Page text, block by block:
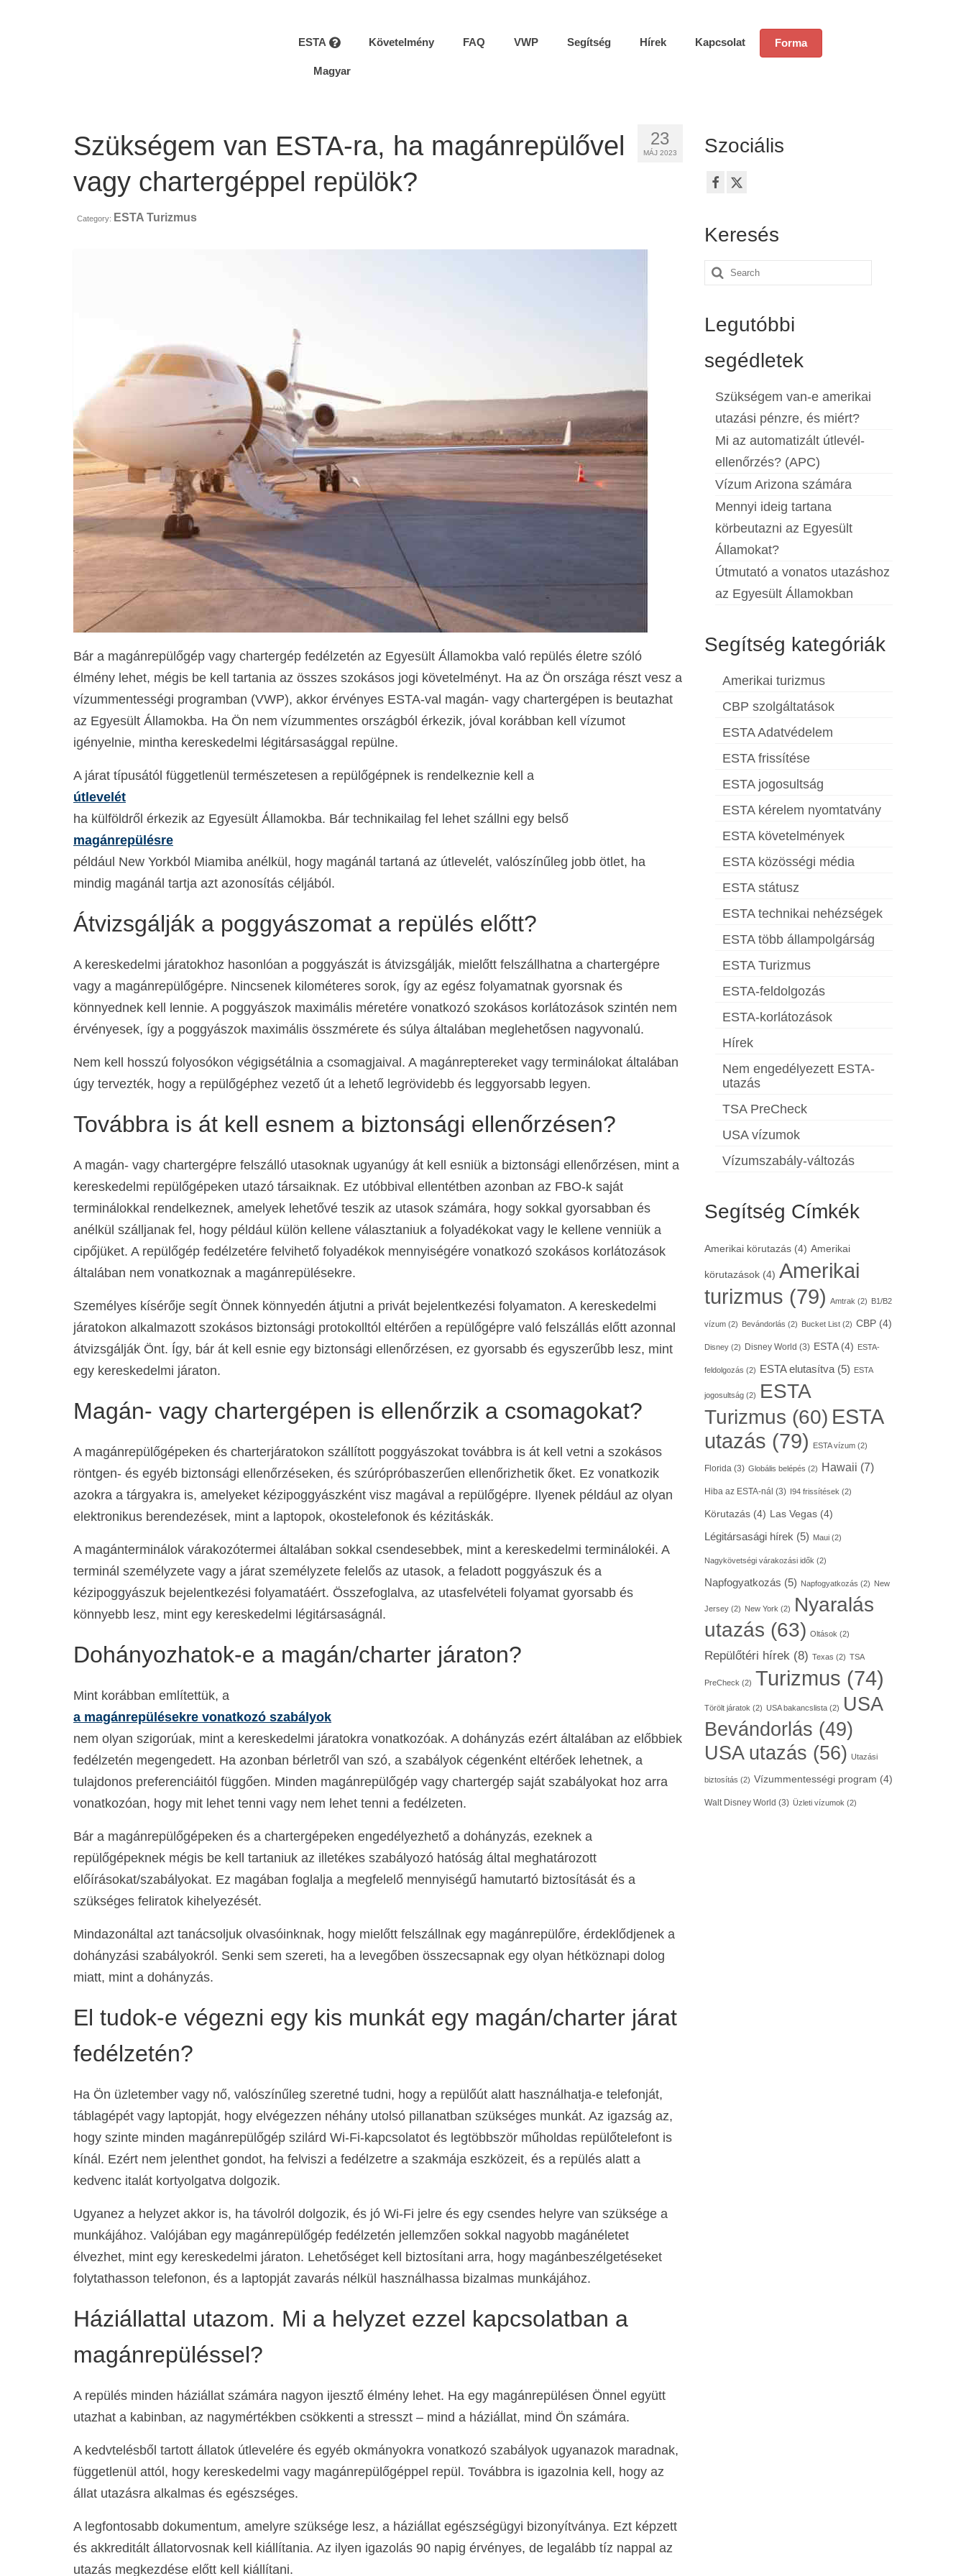
ESTA Követelmény FAQ VWP Segítség Hírek Kapcsolat Forma
Magyar
23
MÁJ 2023
Szükségem van ESTA-ra, ha magánrepülővel
vagy chartergéppel repülök?
Category: ESTA Turizmus
Bár a magánrepülőgép vagy chartergép fedélzetén az Egyesült Államokba való repülés életre szóló
élmény lehet, mégis be kell tartania az összes szokásos jogi követelményt. Ha az Ön országa részt vesz a
vízummentességi programban (VWP), akkor érvényes ESTA-val magán- vagy chartergépen is beutazhat
az Egyesült Államokba. Ha Ön nem vízummentes országból érkezik, jóval korábban kell vízumot
igényelnie, mintha kereskedelmi légitársasággal repülne.
A járat típusától függetlenül természetesen a repülőgépnek is rendelkeznie kell a
útlevelét
ha külföldről érkezik az Egyesült Államokba. Bár technikailag fel lehet szállni egy belső
magánrepülésre
például New Yorkból Miamiba anélkül, hogy magánál tartaná az útlevelét, valószínűleg jobb ötlet, ha
mindig magánál tartja azt azonosítás céljából.
Átvizsgálják a poggyászomat a repülés előtt?
A kereskedelmi járatokhoz hasonlóan a poggyászát is átvizsgálják, mielőtt felszállhatna a chartergépre
vagy a magánrepülőgépre. Nincsenek kilométeres sorok, így az egész folyamatnak gyorsnak és
könnyednek kell lennie. A poggyászok maximális méretére vonatkozó szokásos korlátozások szintén nem
érvényesek, így a poggyászok maximális összmérete és súlya általában meglehetősen nagyvonalú.
Nem kell hosszú folyosókon végigsétálnia a csomagjaival. A magánreptereket vagy terminálokat általában
úgy tervezték, hogy a repülőgéphez vezető út a lehető legrövidebb és leggyorsabb legyen.
Továbbra is át kell esnem a biztonsági ellenőrzésen?
A magán- vagy chartergépre felszálló utasoknak ugyanúgy át kell esniük a biztonsági ellenőrzésen, mint a
kereskedelmi repülőgépeken utazó társaiknak. Ez utóbbival ellentétben azonban az FBO-k saját
terminálokkal rendelkeznek, amelyek lehetővé teszik az utasok számára, hogy sokkal gyorsabban és
anélkül szálljanak fel, hogy például külön kellene választaniuk a folyadékokat vagy le kellene venniük a
cipőjüket. A repülőgép fedélzetére felvihető folyadékok mennyiségére vonatkozó szokásos korlátozások
általában nem vonatkoznak a magánrepülésekre.
Személyes kísérője segít Önnek könnyedén átjutni a privát bejelentkezési folyamaton. A kereskedelmi
járatokon alkalmazott szokásos biztonsági protokolltól eltérően a repülőgépre való felszállás előtt azonnal
átvizsgálják Önt. Így, bár át kell esnie egy biztonsági ellenőrzésen, ez gyorsabb és egyszerűbb lesz, mint
egy kereskedelmi járaton.
Magán- vagy chartergépen is ellenőrzik a csomagokat?
A magánrepülőgépeken és charterjáratokon szállított poggyászokat továbbra is át kell vetni a szokásos
röntgen- és egyéb biztonsági ellenőrzéseken, és szúrópróbaszerűen ellenőrizhetik őket. Ez vonatkozik
azokra a tárgyakra is, amelyeket kézipoggyászként visz magával a repülőgépre. Ilyenek például az olyan
elektronikus berendezések, mint a laptopok, okostelefonok és kézitáskák.
A magánterminálok várakozótermei általában sokkal csendesebbek, mint a kereskedelmi terminálokéi. A
terminál személyzete vagy a járat személyzete felelős az utasok, a feladott poggyászuk és a
kézipoggyászuk bejelentkezési folyamatáért. Összefoglalva, az utasfelvételi folyamat gyorsabb és
könnyebb lesz, mint egy kereskedelmi légitársaságnál.
Dohányozhatok-e a magán/charter járaton?
Mint korábban említettük, a
a magánrepülésekre vonatkozó szabályok
nem olyan szigorúak, mint a kereskedelmi járatokra vonatkozóak. A dohányzás ezért általában az előbbiek
fedélzetén megengedett. Ha azonban bérletről van szó, a szabályok cégenként eltérőek lehetnek, a
tulajdonos preferenciáitól függően. Minden magánrepülőgép vagy chartergép saját szabályokat hoz arra
vonatkozóan, hogy mit lehet tenni vagy nem lehet tenni a fedélzeten.
Bár a magánrepülőgépeken és a chartergépeken engedélyezhető a dohányzás, ezeknek a
repülőgépeknek mégis be kell tartaniuk az illetékes szabályozó hatóság által meghatározott
előírásokat/szabályokat. Ez magában foglalja a megfelelő mennyiségű hamutartó biztosítását és a
szükséges feliratok kihelyezését.
Mindazonáltal azt tanácsoljuk olvasóinknak, hogy mielőtt felszállnak egy magánrepülőre, érdeklődjenek a
dohányzási szabályokról. Senki sem szereti, ha a levegőben összecsapnak egy olyan hétköznapi dolog
miatt, mint a dohányzás.
El tudok-e végezni egy kis munkát egy magán/charter járat
fedélzetén?
Ha Ön üzletember vagy nő, valószínűleg szeretné tudni, hogy a repülőút alatt használhatja-e telefonját,
táblagépét vagy laptopját, hogy elvégezzen néhány utolsó pillanatban szükséges munkát. Az igazság az,
hogy szinte minden magánrepülőgép szilárd Wi-Fi-kapcsolatot és legtöbbször műholdas repülőtelefont is
kínál. Ezért nem jelenthet gondot, ha felviszi a fedélzetre a szakmája eszközeit, és a repülés alatt a
kedvenc italát kortyolgatva dolgozik.
Ugyanez a helyzet akkor is, ha távolról dolgozik, és jó Wi-Fi jelre és egy csendes helyre van szüksége a
munkájához. Valójában egy magánrepülőgép fedélzetén jellemzően sokkal nagyobb magánéletet
élvezhet, mint egy kereskedelmi járaton. Lehetőséget kell biztosítani arra, hogy magánbeszélgetéseket
folytathasson telefonon, és a laptopját zavarás nélkül használhassa bizalmas munkájához.
Háziállattal utazom. Mi a helyzet ezzel kapcsolatban a
magánrepüléssel?
A repülés minden háziállat számára nagyon ijesztő élmény lehet. Ha egy magánrepülésen Önnel együtt
utazhat a kabinban, az nagymértékben csökkenti a stresszt – mind a háziállat, mind Ön számára.
A kedvtelésből tartott állatok útlevelére és egyéb okmányokra vonatkozó szabályok ugyanazok maradnak,
függetlenül attól, hogy kereskedelmi vagy magánrepülőgéppel repül. Továbbra is igazolnia kell, hogy az
állat utazásra alkalmas és egészséges.
A legfontosabb dokumentum, amelyre szüksége lesz, a háziállat egészségügyi bizonyítványa. Ezt képzett
és akkreditált állatorvosnak kell kiállítania. Az ilyen igazolás 90 napig érvényes, de legalább tíz nappal az
utazás megkezdése előtt kell kiállítani.
Szociális
Keresés
Search
Legutóbbi
segédletek
Szükségem van-e amerikai
utazási pénzre, és miért?
Mi az automatizált útlevél-
ellenőrzés? (APC)
Vízum Arizona számára
Mennyi ideig tartana
körbeutazni az Egyesült
Államokat?
Útmutató a vonatos utazáshoz
az Egyesült Államokban
Segítség kategóriák
Amerikai turizmus
CBP szolgáltatások
ESTA Adatvédelem
ESTA frissítése
ESTA jogosultság
ESTA kérelem nyomtatvány
ESTA követelmények
ESTA közösségi média
ESTA státusz
ESTA technikai nehézségek
ESTA több állampolgárság
ESTA Turizmus
ESTA-feldolgozás
ESTA-korlátozások
Hírek
Nem engedélyezett ESTA-
utazás
TSA PreCheck
USA vízumok
Vízumszabály-változás
Segítség Címkék
Amerikai körutazás(4) Amerikai
körutazások(4) Amerikai
turizmus (79) Amtrak (2) B1/B2
vízum(2) Bevándorlás (2) Bucket List(2) CBP(4)
Disney(2) Disney World (3) ESTA(4) ESTA-
feldolgozás (2) ESTA elutasítva(5) ESTA
jogosultság(2)
ESTA
Turizmus (60) ESTA
utazás (79) ESTA vízum(2)
Florida(3) Globális belépés (2) Hawaii (7)
Hiba az ESTA-nál (3) I94 frissítések (2)
Körutazás(4) Las Vegas(4)
Légitársasági hírek(5) Maui(2)
Nagykövetségi várakozási idők (2)
Napfogyatkozás (5) Napfogyatkozás (2) New
Jersey(2) New York (2)
Nyaralás
utazás (63) Oltások (2)
Repülőtéri hírek(8) Texas (2) TSA
PreCheck (2) Turizmus (74)
Törölt járatok (2) USA bakancslista(2)
USA
Bevándorlás (49)
USA utazás (56) Utazási
biztosítás (2) Vízummentességi program (4)
Walt Disney World (3) Üzleti vízumok (2)